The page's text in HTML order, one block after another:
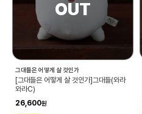
그대들은 어떻게 살 것인가
[그대들은 어떻게 살 것인가]그대들(와라
와라C)
26,600